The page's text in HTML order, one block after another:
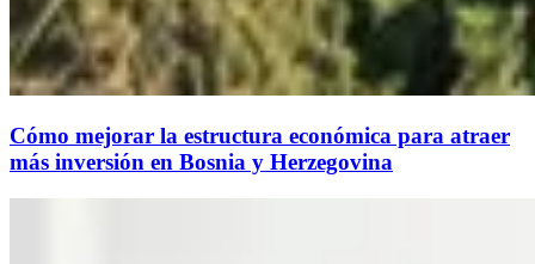
Cómo mejorar la estructura económica para atraer
más inversión en Bosnia y Herzegovina